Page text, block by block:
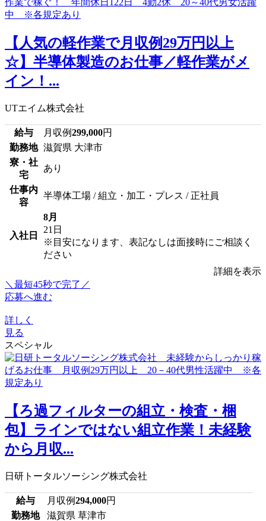
【人気の軽作業で月収例29万円以上
☆】半導体製造のお仕事／軽作業がメ
イン！...
UTエイム株式会社
給与 月収例299,000円
勤務地 滋賀県 大津市
寮・社
宅
あり
仕事内
容
半導体工場 / 組立・加工・プレス / 正社員
入社日
8月
21日
※目安になります、表記なしは面接時にご相談く
ださい
詳細を表示
＼最短45秒で完了／
応募へ進む
詳しく
見る
スペシャル
【ろ過フィルターの組立・検査・梱
包】ラインではない組立作業！未経験
から月収...
日研トータルソーシング株式会社
給与 月収例294,000円
勤務地
滋賀県 草津市